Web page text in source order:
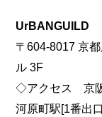
UrBANGUILD
〒604-8017 京
ル 3F
◇アクセス 京阪
河原町駅[1番出